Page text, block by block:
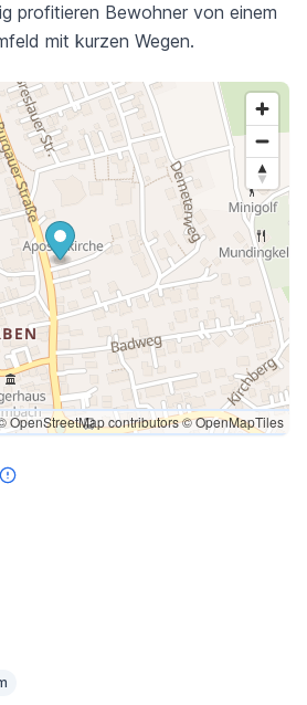
profitieren Bewohner von einem
mit kurzen Wegen.
OpenStreetMap contributors© OpenMapTiles